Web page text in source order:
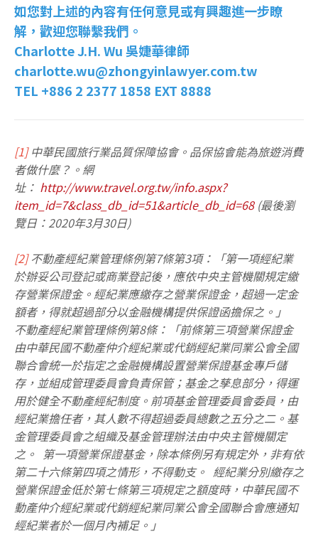
如您對上述的內容有任何意見或有興趣進一步瞭
解，歡迎您聯繫我們。
Charlotte J.H. Wu 吳婕華律師
charlotte.wu@zhongyinlawyer.com.tw
TEL +886 2 2377 1858 EXT 8888
[1] 中華民國旅行業品質保障協會。品保協會能為旅遊消費
者做什麼？。網
址： http://www.travel.org.tw/info.aspx?
item_id=7&class_db_id=51&article_db_id=68(最後瀏
覽日：2020年3月30日)
[2] 不動產經紀業管理條例第7條第3項：「第一項經紀業
於辦妥公司登記或商業登記後，應依中央主管機關規定繳
存營業保證金。經紀業應繳存之營業保證金，超過一定金
額者，得就超過部分以金融機構提供保證函擔保之。」
不動產經紀業管理條例第8條：「前條第三項營業保證金
由中華民國不動產仲介經紀業或代銷經紀業同業公會全國
聯合會統一於指定之金融機構設置營業保證基金專戶儲
存，並組成管理委員會負責保管；基金之孳息部分，得運
用於健全不動產經紀制度。前項基金管理委員會委員，由
經紀業擔任者，其人數不得超過委員總數之五分之二。基
金管理委員會之組織及基金管理辦法由中央主管機關定
之。 第一項營業保證基金，除本條例另有規定外，非有依
第二十六條第四項之情形，不得動支。 經紀業分別繳存之
營業保證金低於第七條第三項規定之額度時，中華民國不
動產仲介經紀業或代銷經紀業同業公會全國聯合會應通知
經紀業者於一個月內補足。」